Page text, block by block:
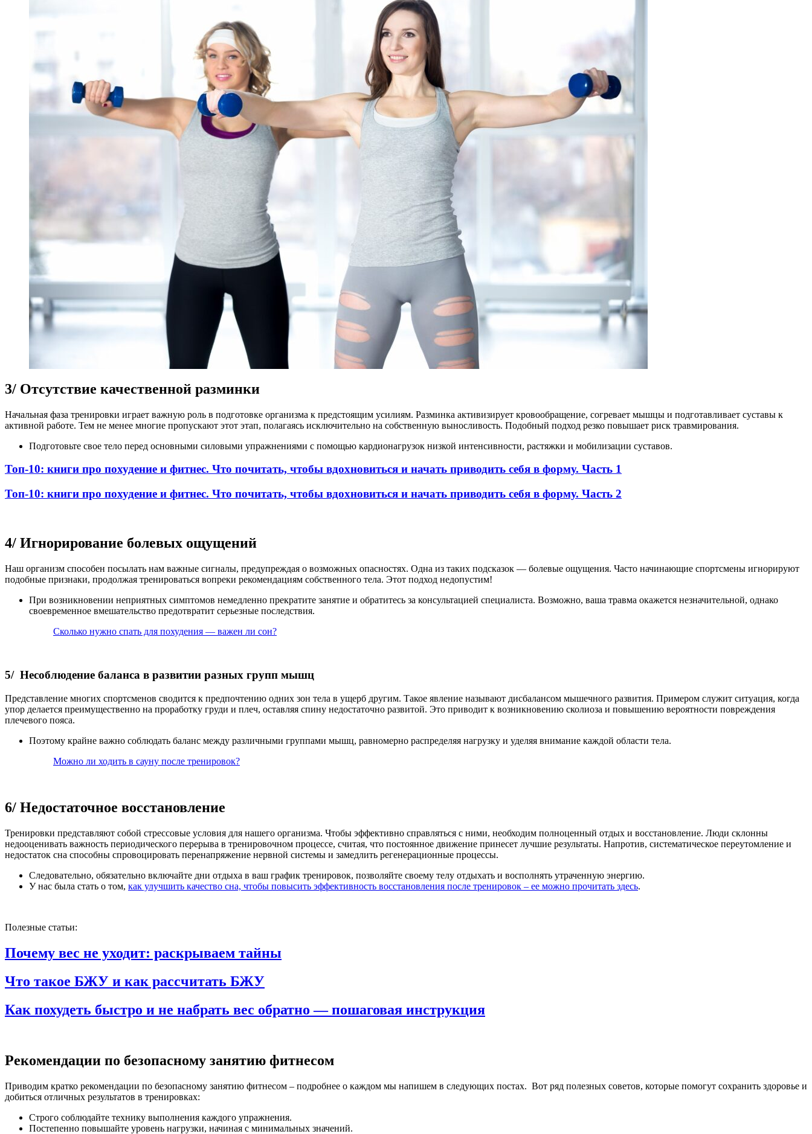
3/ Отсутствие качественной разминки
Начальная фаза тренировки играет важную роль в подготовке организма к предстоящим усилиям. Разминка активизирует кровообращение, согревает мышцы и подготавливает суставы к
активной работе. Тем не менее многие пропускают этот этап, полагаясь исключительно на собственную выносливость. Подобный подход резко повышает риск травмирования.
Подготовьте свое тело перед основными силовыми упражнениями с помощью кардионагрузок низкой интенсивности, растяжки и мобилизации суставов.
Топ-10: книги про похудение и фитнес. Что почитать, чтобы вдохновиться и начать приводить себя в форму. Часть 1
Топ-10: книги про похудение и фитнес. Что почитать, чтобы вдохновиться и начать приводить себя в форму. Часть 2
4/ Игнорирование болевых ощущений
Наш организм способен посылать нам важные сигналы, предупреждая о возможных опасностях. Одна из таких подсказок — болевые ощущения. Часто начинающие спортсмены игнорируют
подобные признаки, продолжая тренироваться вопреки рекомендациям собственного тела. Этот подход недопустим!
При возникновении неприятных симптомов немедленно прекратите занятие и обратитесь за консультацией специалиста. Возможно, ваша травма окажется незначительной, однако
своевременное вмешательство предотвратит серьезные последствия.
Сколько нужно спать для похудения — важен ли сон?
5/ Несоблюдение баланса в развитии разных групп мышц
Представление многих спортсменов сводится к предпочтению одних зон тела в ущерб другим. Такое явление называют дисбалансом мышечного развития. Примером служит ситуация, когда
упор делается преимущественно на проработку груди и плеч, оставляя спину недостаточно развитой. Это приводит к возникновению сколиоза и повышению вероятности повреждения
плечевого пояса.
Поэтому крайне важно соблюдать баланс между различными группами мышц, равномерно распределяя нагрузку и уделяя внимание каждой области тела.
Можно ли ходить в сауну после тренировок?
6/ Недостаточное восстановление
Тренировки представляют собой стрессовые условия для нашего организма. Чтобы эффективно справляться с ними, необходим полноценный отдых и восстановление. Люди склонны
недооценивать важность периодического перерыва в тренировочном процессе, считая, что постоянное движение принесет лучшие результаты. Напротив, систематическое переутомление и
недостаток сна способны спровоцировать перенапряжение нервной системы и замедлить регенерационные процессы.
Следовательно, обязательно включайте дни отдыха в ваш график тренировок, позволяйте своему телу отдыхать и восполнять утраченную энергию.
У нас была стать о том, как улучшить качество сна, чтобы повысить эффективность восстановления после тренировок – ее можно прочитать здесь.
Полезные статьи:
Почему вес не уходит: раскрываем тайны
Что такое БЖУ и как рассчитать БЖУ
Как похудеть быстро и не набрать вес обратно — пошаговая инструкция
Рекомендации по безопасному занятию фитнесом
Приводим кратко рекомендации по безопасному занятию фитнесом – подробнее о каждом мы напишем в следующих постах. Вот ряд полезных советов, которые помогут сохранить здоровье и
добиться отличных результатов в тренировках:
Строго соблюдайте технику выполнения каждого упражнения.
Постепенно повышайте уровень нагрузки, начиная с минимальных значений.